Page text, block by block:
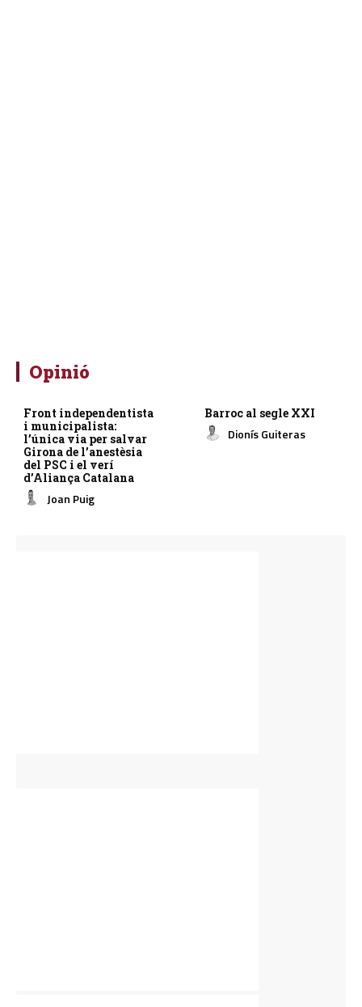
Opinió
Front independentista
i municipalista:
l’única via per salvar
Girona de l’anestèsia
del PSC i el verí
d’Aliança Catalana
Joan Puig
Barroc al segle XXI
Dionís Guiteras